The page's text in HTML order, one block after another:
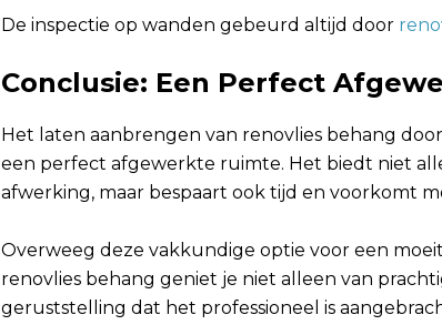
De inspectie op wanden gebeurd altijd door
Conclusie: Een Perfect
Het laten aanbrengen van renovlies behang
een perfect afgewerkte ruimte. Het biedt niet
afwerking, maar bespaart ook tijd en voorkomt
Overweeg deze vakkundige optie voor een
renovlies behang geniet je niet alleen van
geruststelling dat het professioneel is